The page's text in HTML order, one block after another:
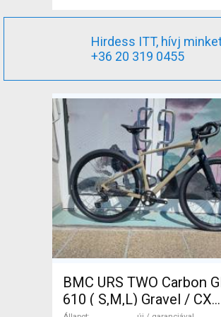
Hirdess ITT, hívj
+36 20 319 0455
BMC URS TWO Carbon
610 ( S,M,L) Gravel / CX